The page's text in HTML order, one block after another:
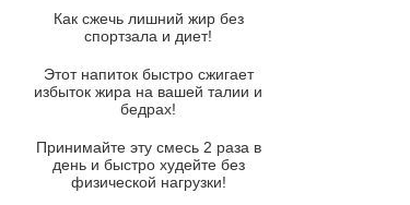
Суп-крем из цветной капусты
Французский луковый суп
Суп из баклажанов с моцареллой
Грибной крем-суп с кростини с
козьим сыром
Как сжечь лишний жир без
спортзала и диет!
Этот напиток быстро сжигает
избыток жира на вашей талии и
бедрах!
Принимайте эту смесь 2 раза в
день и быстро худейте без
физической нагрузки!